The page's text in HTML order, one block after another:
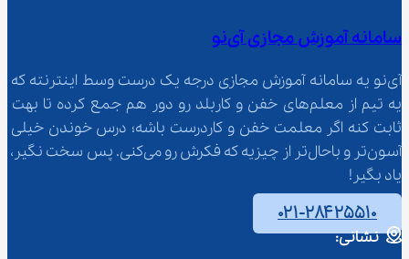
سامانه آموزش مجازی آی‌نو
آی‌نو یه سامانه آموزش مجازی درجه یک درست وسط اینترنته که
یه تیم از معلم‌‌های خفن و کاربلد رو دور هم جمع کرده تا بهت
ثابت کنه اگر معلمت خفن و کاردرست باشه؛ درس خوندن خیلی
آسون‌تر و باحال‌تر از چیزیه که فکرش رو می‌کنی. پس سخت نگیر،
یاد بگیر!
۰۲۱-۲۸۴۲۵۵۱۰
نشانی: